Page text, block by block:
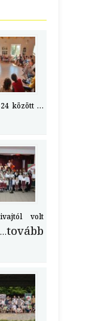
között …
volt
tovább